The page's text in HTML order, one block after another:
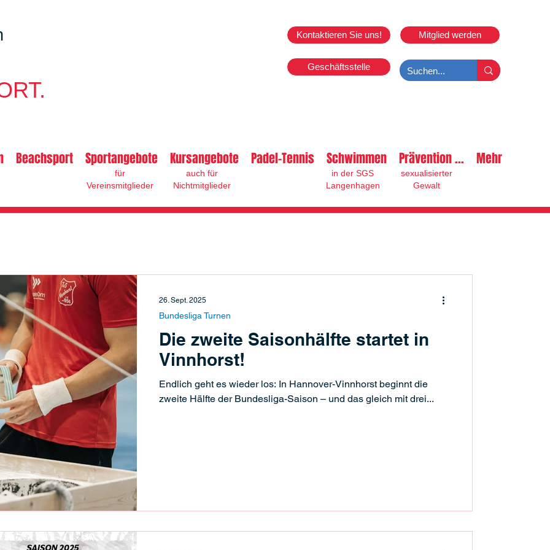
Kontaktieren Sie uns! Mitglied werden
Geschäftsstelle
Beachsport Sportangebote Kursangebote Padel-Tennis Schwimmen Prävention ... Mehr
für
Vereinsmitglieder
auch für
Nichtmitglieder
sexualisierter
Gewalt
in der SGS
Langenhagen
Schiedsrichter
I Beachsport
Die zweite Saisonhälfte startet in
Vinnhorst!
Endlich geht es wieder los: In Hannover-Vinnhorst beginnt die
zweite Hälfte der Bundesliga-Saison – und das gleich mit drei...
Bundesliga Turnen
26. Sept. 2025